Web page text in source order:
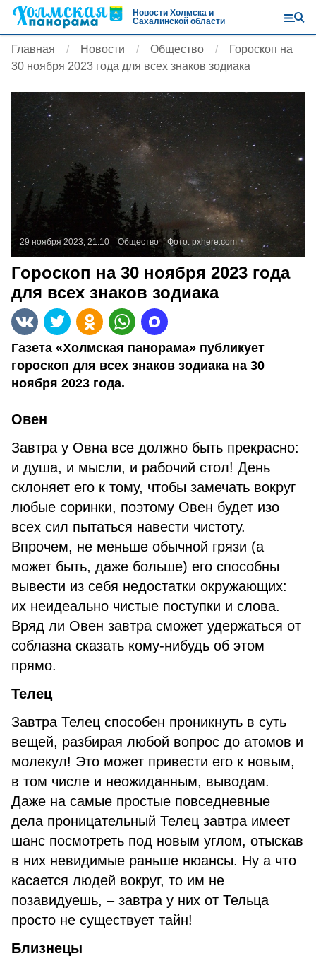
Новости Холмска и
Сахалинской области
Главная Новости Общество
Гороскоп на
30 ноября 2023 года для всех знаков зодиака
29 ноября 2023, 21:10 Общество Фото: pxhere.com
Гороскоп на 30 ноября 2023 года
для всех знаков зодиака
Газета «Холмская панорама» публикует
гороскоп для всех знаков зодиака на 30
ноября 2023 года.
Овен
Завтра у Овна все должно быть прекрасно:
и душа, и мысли, и рабочий стол! День
склоняет его к тому, чтобы замечать вокруг
любые соринки, поэтому Овен будет изо
всех сил пытаться навести чистоту.
Впрочем, не меньше обычной грязи (а
может быть, даже больше) его способны
вывести из себя недостатки окружающих:
их неидеально чистые поступки и слова.
Вряд ли Овен завтра сможет удержаться от
соблазна сказать кому-нибудь об этом
прямо.
Телец
Завтра Телец способен проникнуть в суть
вещей, разбирая любой вопрос до атомов и
молекул! Это может привести его к новым,
в том числе и неожиданным, выводам.
Даже на самые простые повседневные
дела проницательный Телец завтра имеет
шанс посмотреть под новым углом, отыскав
в них невидимые раньше нюансы. Ну а что
касается людей вокруг, то им не
позавидуешь, – завтра у них от Тельца
просто не существует тайн!
Близнецы